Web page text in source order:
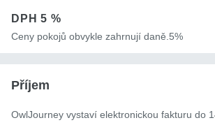
DPH5 %
Ceny pokojů obvykle zahrnují daně.5%
Příjem
OwlJourney vystaví elektronickou fakturu do